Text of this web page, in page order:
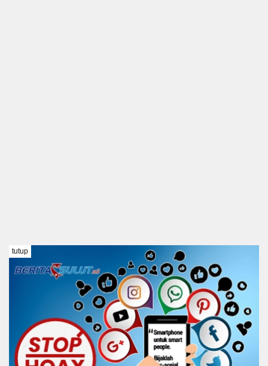
tutup